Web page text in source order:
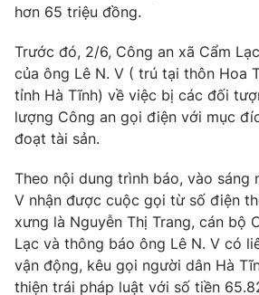
Sản phẩm
Thị trường
Tư vấn
Lịch phát sóng
Chuyên mục khác
Emagazine
Photo
Video Shorts
hơn 65 triệu đồng.
Trước đó, 2/6, Công an xã Cẩm
của ông Lê N. V ( trú tại thôn Hoa
tỉnh Hà Tĩnh) về việc bị các đối
lượng Công an gọi điện với mục
đoạt tài sản.
Theo nội dung trình báo, vào sáng
V nhận được cuộc gọi từ số điện
xưng là Nguyễn Thị Trang, cán bộ
Lạc và thông báo ông Lê N. V có
vận động, kêu gọi người dân Hà
thiện trái pháp luật với số tiền